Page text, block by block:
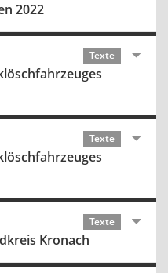
2022
Texte
Texte
Texte
Kronach